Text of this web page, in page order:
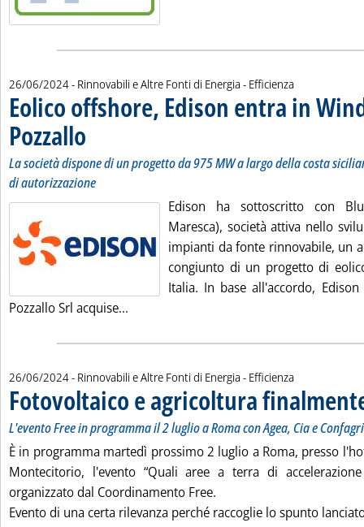
26/06/2024- Rinnovabili e Altre Fonti di Energia - Efficienza
Eolico offshore, Edison entra in
Pozzallo
La società dispone di un progetto da 975 MW a largo della costa
di autorizzazione
Edison ha sottoscritto con
Maresca), società attiva nello
impianti da fonte rinnovabile, un
congiunto di un progetto di
Italia. In base all'accordo,
Pozzallo Srl acquise...
26/06/2024- Rinnovabili e Altre Fonti di Energia - Efficienza
Fotovoltaico e agricoltura
L'evento Free in programma il 2 luglio a Roma con Agea, Cia e
È in programma martedì prossimo 2 luglio a Roma, presso
Montecitorio, l'evento “Quali aree a terra di
organizzato dal Coordinamento Free.
Evento di una certa rilevanza perché raccoglie lo spunto